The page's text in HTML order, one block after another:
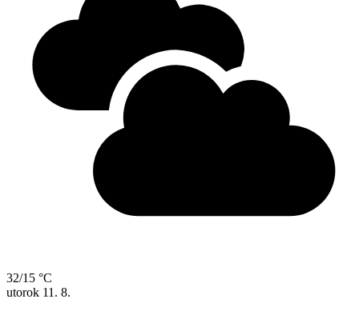
32/15 °C
utorok 11. 8.